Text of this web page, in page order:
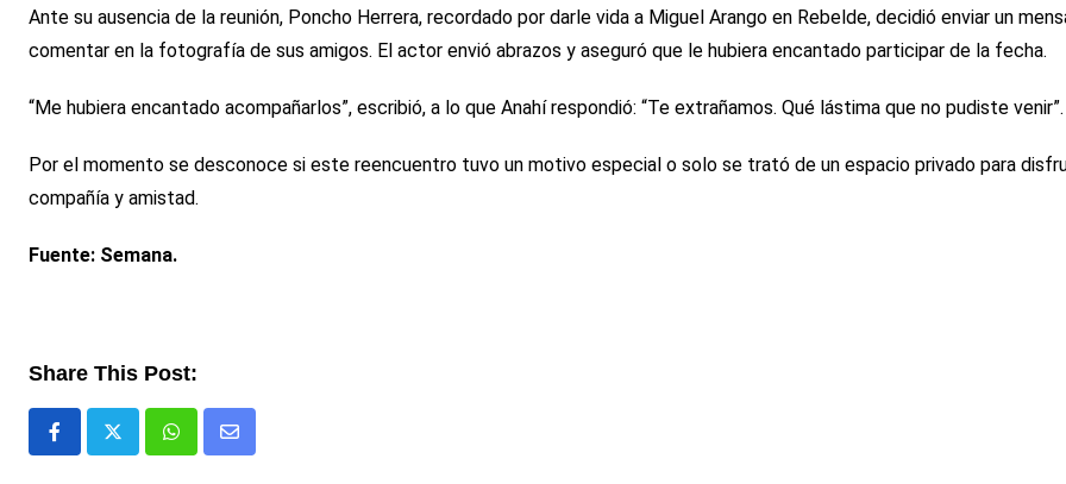
Ante su ausencia de la reunión, Poncho Herrera, recordado por darle vida a Miguel Arango en Rebelde, decidió enviar un
comentar en la fotografía de sus amigos. El actor envió abrazos y aseguró que le hubiera encantado participar de la fecha.
“Me hubiera encantado acompañarlos”, escribió, a lo que Anahí respondió: “Te extrañamos. Qué lástima que no pudiste venir”.
Por el momento se desconoce si este reencuentro tuvo un motivo especial o solo se trató de un espacio privado para
compañía y amistad.
Fuente: Semana.
Share This Post:
WhatsappComparte